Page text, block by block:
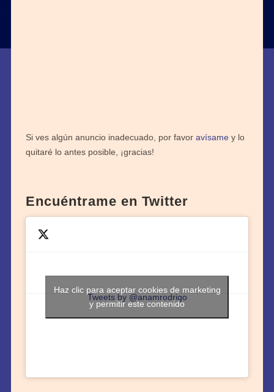
Si ves algún anuncio inadecuado, por favor avísamey lo
quitaré lo antes posible, ¡gracias!
Encuéntrame en Twitter
Tweets by @anamrodrigo
Haz clic para aceptar cookies de marketing
y permitir este contenido